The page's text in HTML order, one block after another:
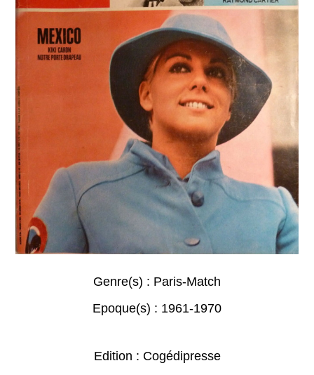
Genre(s) : Paris-Match
Epoque(s) : 1961-1970
Edition : Cogédipresse